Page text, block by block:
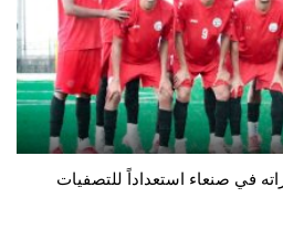
في صنعاء استعداداً للتصفيات